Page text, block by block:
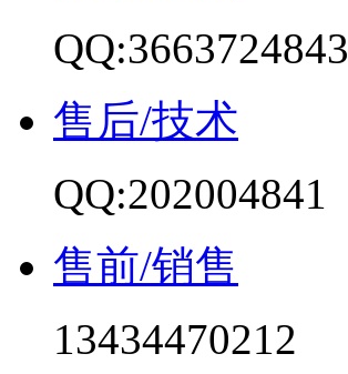
QQ:3663724843
售后/技术
QQ:202004841
售前/销售
13434470212